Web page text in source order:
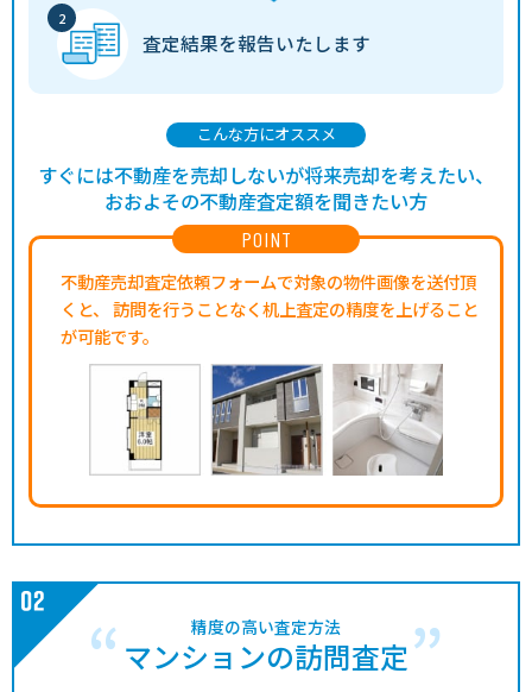
査定結果を報告いたします
POINT
不動産売却査定依頼フォームで対象の物件画像を送付頂
くと、
訪問を行うことなく机上査定の精度を上げること
が可能です。
こんな方にオススメ
すぐには不動産を売却しないが将来売却を考えたい、
おおよその不動産査定額を聞きたい方
精度の高い査定方法
マンションの訪問査定